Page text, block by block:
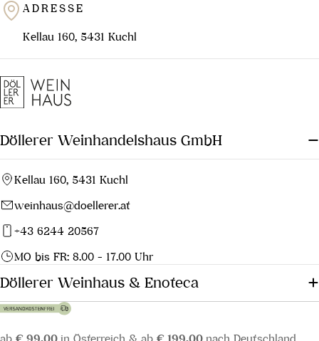
ADRESSE
Kellau 160, 5431 Kuchl
Döllerer Weinhandelshaus GmbH
Kellau 160, 5431 Kuchl
weinhaus@doellerer.at
+43 6244 20567
MO bis FR: 8.00 - 17.00 Uhr
Döllerer Weinhaus & Enoteca